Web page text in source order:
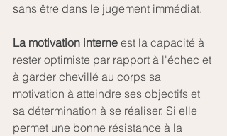
sans être dans le jugement immédiat.
La motivation interne est la capacité à
rester optimiste par rapport à l'échec et
à garder chevillé au corps sa
motivation à atteindre ses objectifs et
sa détermination à se réaliser. Si elle
permet une bonne résistance à la